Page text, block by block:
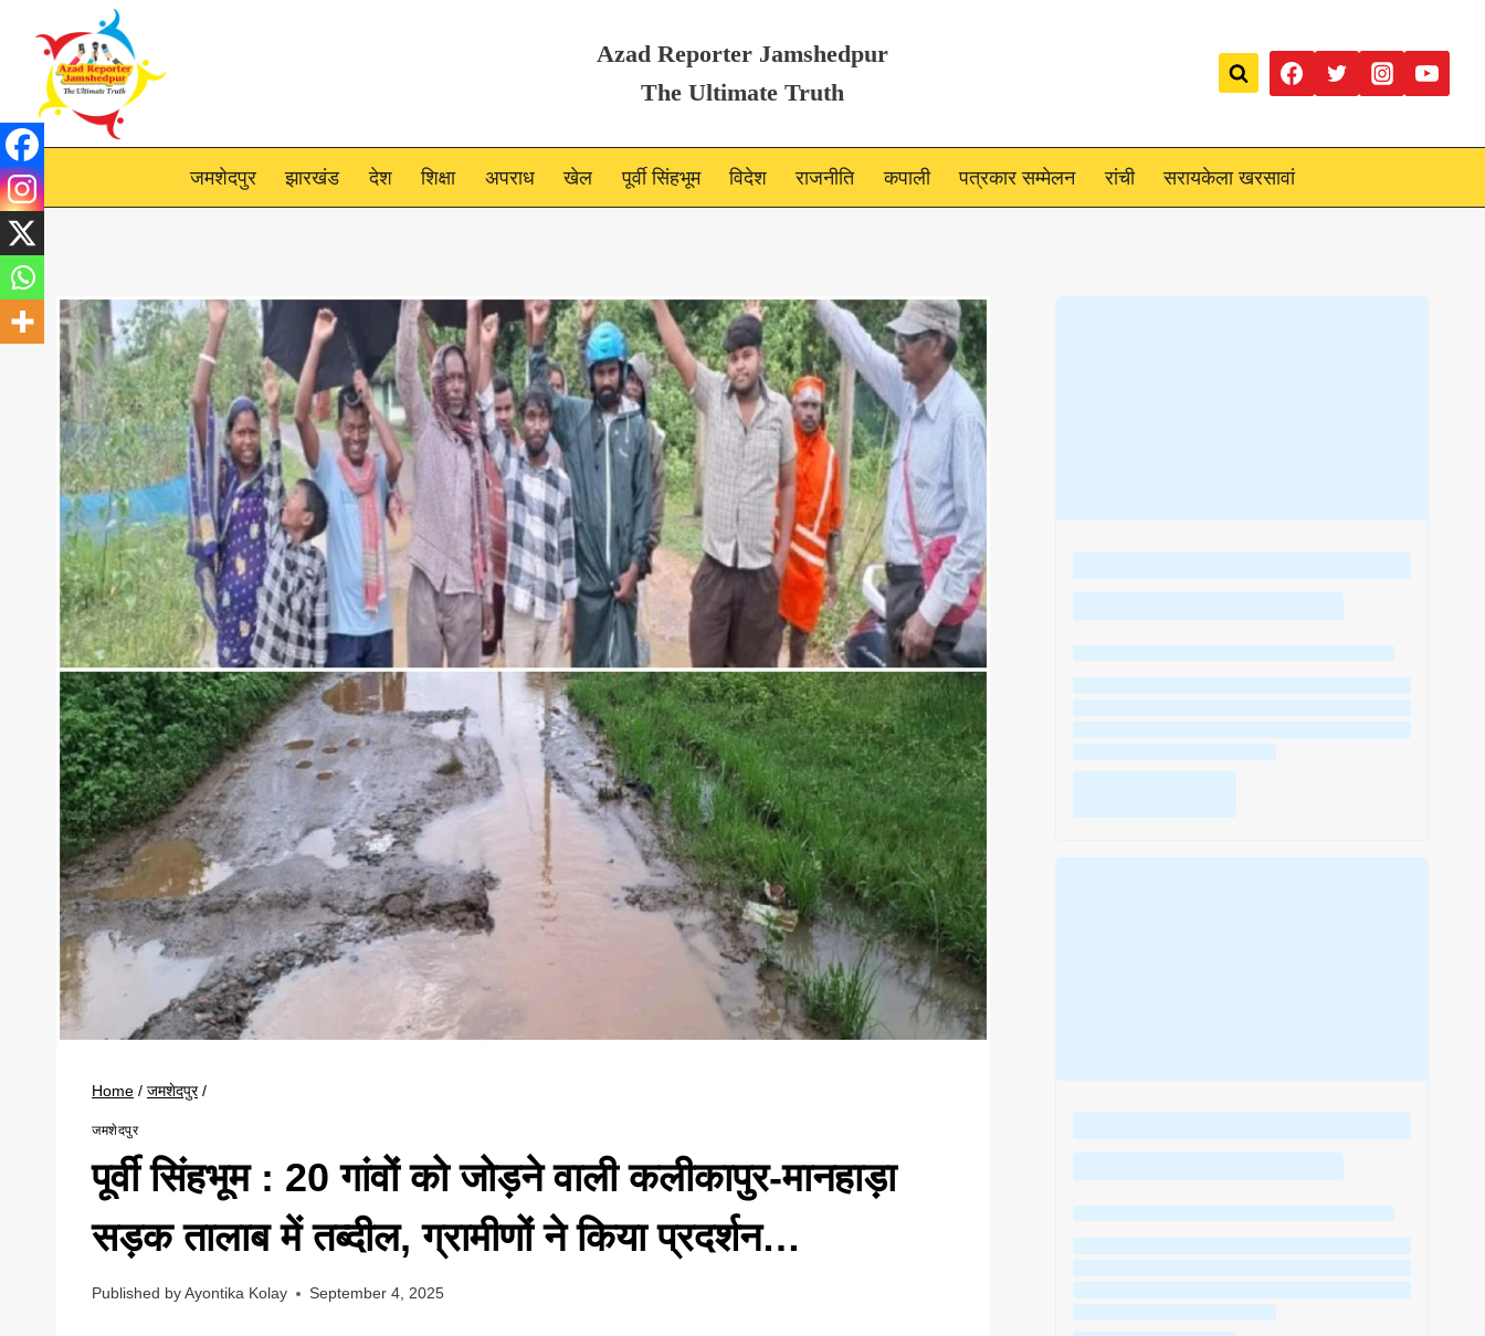
content
Azad Reporter Jamshedpur
The Ultimate Truth
जमशेदपुर झारखंड देश शिक्षा अपराध खेल पूर्वी सिंहभूम विदेश राजनीति कपाली पत्रकार सम्मेलन रांची सरायकेला खरसावां
Home / जमशेदपुर /
जमशेदपुर
पूर्वी सिंहभूम : 20 गांवों को जोड़ने वाली कलीकापुर-मानहाड़ा
सड़क तालाब में तब्दील, ग्रामीणों ने किया प्रदर्शन…
Published by Ayontika Kolay September 4, 2025